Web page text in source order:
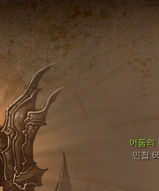
어둠의
민첩